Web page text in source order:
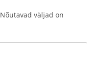
Nõutavad väljad on